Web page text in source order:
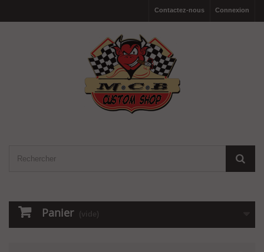
Connexion
Contactez-nous
Panier (vide)